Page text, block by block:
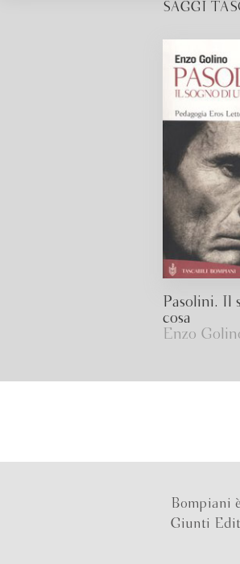
SAGGI
Pasolini. Il
cosa
Enzo
Bompiani
Giunti